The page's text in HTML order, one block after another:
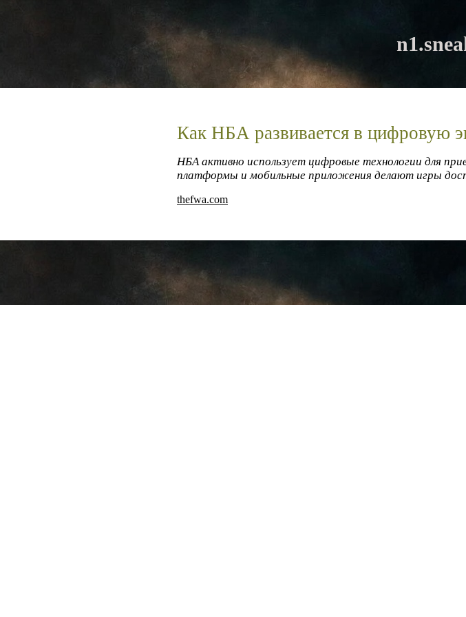
Как НБА развивается в цифровую
НБА активно использует цифровые технологии для
платформы и мобильные приложения делают игры
thefwa.com